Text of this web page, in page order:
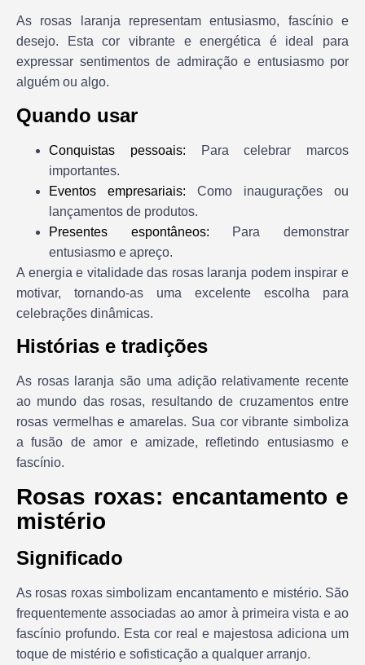
As rosas laranja representam entusiasmo, fascínio e
desejo. Esta cor vibrante e energética é ideal para
expressar sentimentos de admiração e entusiasmo por
alguém ou algo.
Quando usar
Conquistas pessoais: Para celebrar marcos
importantes.
Eventos empresariais: Como inaugurações ou
lançamentos de produtos.
Presentes espontâneos: Para demonstrar
entusiasmo e apreço.
A energia e vitalidade das rosas laranja podem inspirar e
motivar, tornando-as uma excelente escolha para
celebrações dinâmicas.
Histórias e tradições
As rosas laranja são uma adição relativamente recente
ao mundo das rosas, resultando de cruzamentos entre
rosas vermelhas e amarelas. Sua cor vibrante simboliza
a fusão de amor e amizade, refletindo entusiasmo e
fascínio.
Rosas roxas: encantamento e
mistério
Significado
As rosas roxas simbolizam encantamento e mistério. São
frequentemente associadas ao amor à primeira vista e ao
fascínio profundo. Esta cor real e majestosa adiciona um
toque de mistério e sofisticação a qualquer arranjo.